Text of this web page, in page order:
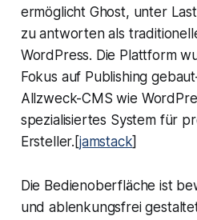
ermöglicht Ghost, unter
zu antworten als
WordPress. Die Plattform
Fokus auf Publishing
Allzweck-CMS wie
spezialisiertes System für
Ersteller.[jamstack]​
Die Bedienoberfläche ist
und ablenkungsfrei